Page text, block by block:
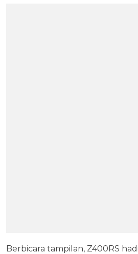
Berbicara tampilan, Z400RS